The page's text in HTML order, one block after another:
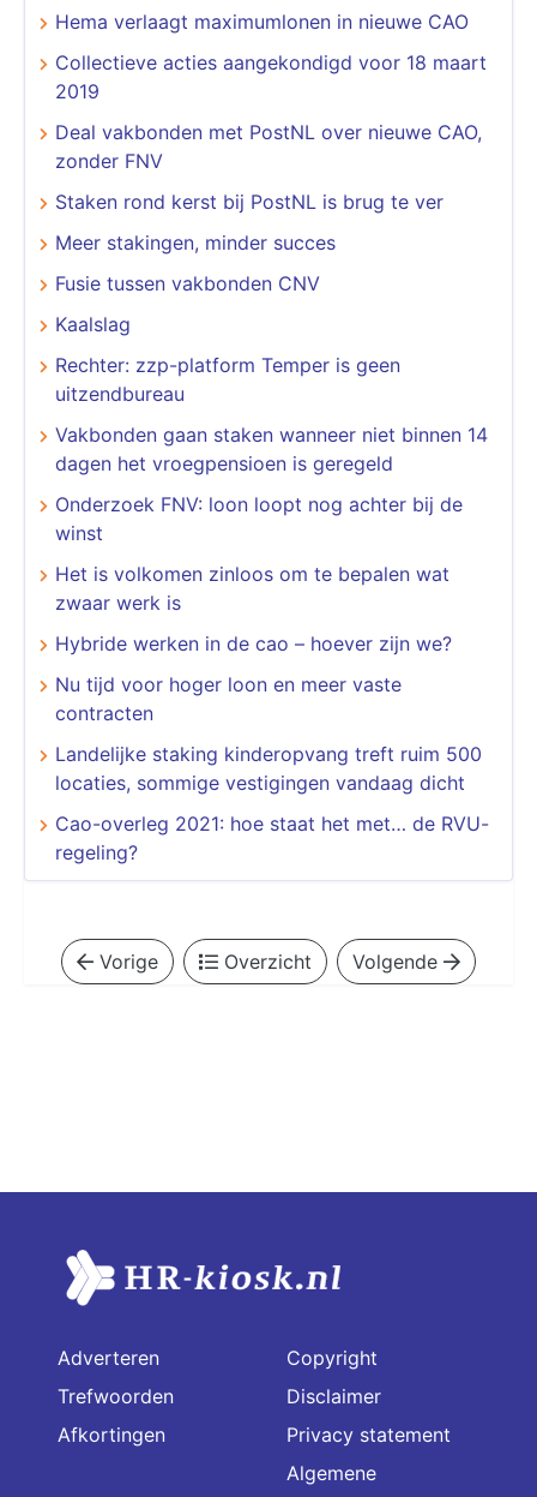
Hema verlaagt maximumlonen in nieuwe CAO
Collectieve acties aangekondigd voor 18 maart
2019
Deal vakbonden met PostNL over nieuwe CAO,
zonder FNV
Staken rond kerst bij PostNL is brug te ver
Meer stakingen, minder succes
Fusie tussen vakbonden CNV
Kaalslag
Rechter: zzp-platform Temper is geen
uitzendbureau
Vakbonden gaan staken wanneer niet binnen 14
dagen het vroegpensioen is geregeld
Onderzoek FNV: loon loopt nog achter bij de
winst
Het is volkomen zinloos om te bepalen wat
zwaar werk is
Hybride werken in de cao – hoever zijn we?
Nu tijd voor hoger loon en meer vaste
contracten
Landelijke staking kinderopvang treft ruim 500
locaties, sommige vestigingen vandaag dicht
Cao-overleg 2021: hoe staat het met… de RVU-
regeling?
Vorige Overzicht Volgende
Adverteren
Trefwoorden
Afkortingen
Copyright
Disclaimer
Privacy statement
Algemene